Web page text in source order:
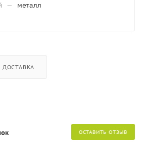
— металл
ДОСТАВКА
ОСТАВИТЬ ОТЗЫВ